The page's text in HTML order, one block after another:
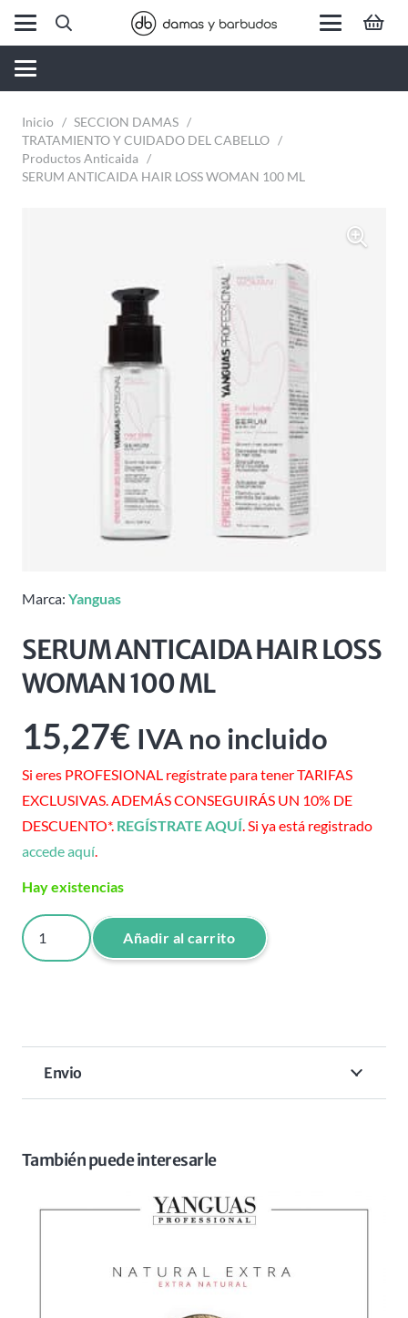
Inicio / SECCION DAMAS /
TRATAMIENTO Y CUIDADO DEL CABELLO /
Productos Anticaida /
SERUM ANTICAIDA HAIR LOSS WOMAN 100 ML
Marca: Yanguas
SERUM ANTICAIDA HAIR LOSS
WOMAN 100 ML
15,27€ IVA no incluido
Si eres PROFESIONAL regístrate para tener TARIFAS
EXCLUSIVAS. ADEMÁS CONSEGUIRÁS UN 10% DE
DESCUENTO*. REGÍSTRATE AQUÍ. Si ya está registrado
accede aquí
Hay existencias
SERUM
ANTICAIDA
100
cantidad
Añadir al carrito
Envio
También puede interesarle